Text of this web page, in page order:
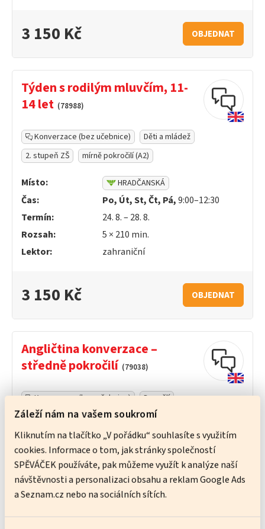
Záleží nám na vašem soukromí
Kliknutím na tlačítko „V pořádku“ souhlasíte s využitím
cookies. Informace o tom, jak stránky společností
SPĚVÁČEK používáte, pak můžeme využít k analýze naší
návštěvnosti a personalizaci obsahu a reklam Google Ads
a Seznam.cz nebo na sociálních sítích.
3 150 Kč OBJEDNAT
Týden s rodilým mluvčím, 11-
14 let (78988)
Konverzace (bez učebnice)
Děti a mládež
2. stupeň ZŠ
mírně pokročilí (A2)
Místo: HRADČANSKÁ
Čas: Po, Út, St, Čt, Pá,9:00–12:30
Termín:
24. 8. – 28. 8.
Rozsah:
5 × 210 min.
Lektor:
zahraniční
3 150 Kč OBJEDNAT
Angličtina konverzace –
středně pokročilí (79038)
Konverzace (bez učebnice)
Dospělí
středně pokročilí (B1)
Místo: ANDĚL
Čas: Út, Čt,18:00–19:30
Termín:
4. 8. – 27. 8.
Rozsah:
8 ×90min.